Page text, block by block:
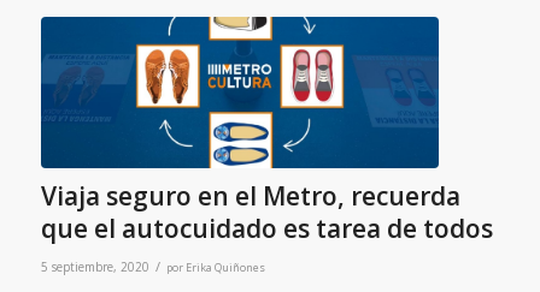
Viaja seguro en el Metro, recuerda
que el autocuidado es tarea de todos
5 septiembre, 2020 / por Erika Quiñones